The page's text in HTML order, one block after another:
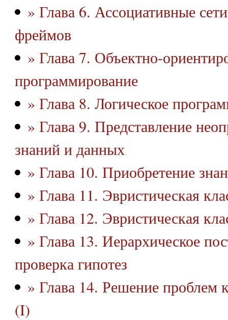
» Глава 6. Ассоциативные
фреймов
» Глава 7. Объектно-
программирование
» Глава 8. Логическое
» Глава 9. Представление
знаний и данных
» Глава 10. Приобретение
» Глава 11. Эвристическая
» Глава 12. Эвристическая
» Глава 13. Иерархическое
проверка гипотез
» Глава 14. Решение проблем
(I)